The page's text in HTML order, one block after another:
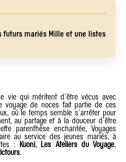
futurs mariés Mille et une listes
vie qui méritent d’être vécus avec
voyage de noces fait partie de ces
où le temps semble s’arrêter pour
au partage et à la douceur d’être
parenthèse enchantée, Voyages
au service des jeunes mariés, à
: Kuoni, Les Ateliers du Voyage,
.